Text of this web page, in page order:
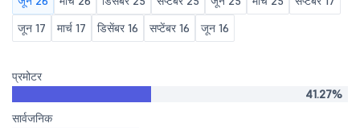
जून 17
मार्च 17 डिसेंबर 16 सप्टेंबर 16 जून 16
प्रमोटर
41.27%
सार्वजनिक